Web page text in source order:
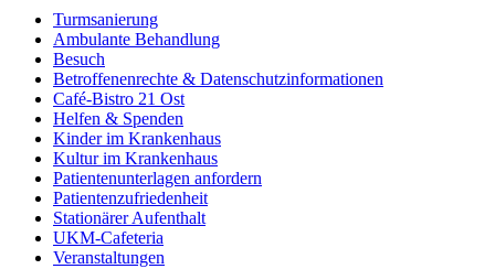
Turmsanierung
Ambulante Behandlung
Besuch
Betroffenenrechte & Datenschutzinformationen
Café-Bistro 21 Ost
Helfen & Spenden
Kinder im Krankenhaus
Kultur im Krankenhaus
Patientenunterlagen anfordern
Patientenzufriedenheit
Stationärer Aufenthalt
UKM-Cafeteria
Veranstaltungen